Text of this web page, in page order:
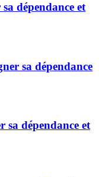
dépendance et
sa dépendance
sa dépendance et